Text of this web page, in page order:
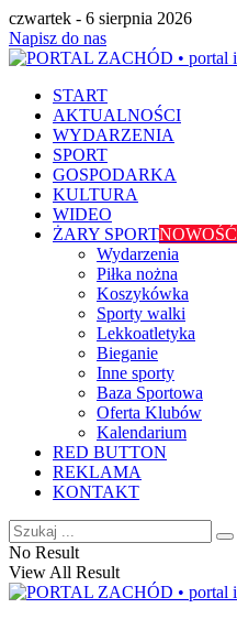
czwartek - 6 sierpnia 2026
Napisz do nas
START
AKTUALNOŚCI
WYDARZENIA
SPORT
GOSPODARKA
KULTURA
WIDEO
ŻARY SPORTNOWOŚĆ
Wydarzenia
Piłka nożna
Koszykówka
Sporty walki
Lekkoatletyka
Bieganie
Inne sporty
Baza Sportowa
Oferta Klubów
Kalendarium
RED BUTTON
REKLAMA
KONTAKT
No Result
View All Result